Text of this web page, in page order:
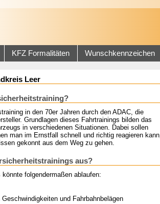
KFZ Formalitäten Wunschkennzeichen
Leer
in den 70er Jahren durch den ADAC, die
Grundlagen dieses Fahrtrainings bilden das
in verschiedenen Situationen. Dabei sollen
man im Ernstfall schnell und richtig reagieren kann,
gekonnt aus dem Weg zu gehen.
aus?
folgendermaßen ablaufen:
und Fahrbahnbelägen